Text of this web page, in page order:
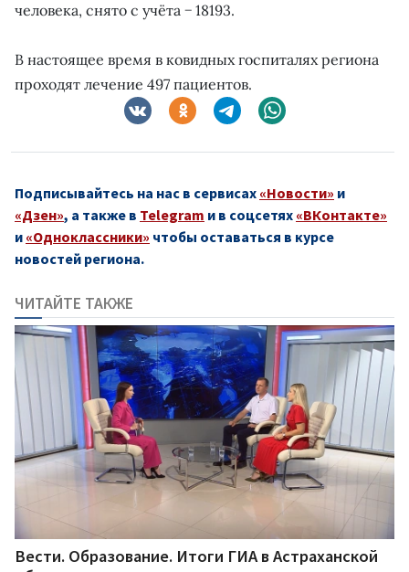
человека, снято с учёта − 18193.
В настоящее время в ковидных госпиталях региона
проходят лечение 497 пациентов.
Подписывайтесь на нас в сервисах «Новости» и
«Дзен», а также в Telegram и в соцсетях «ВКонтакте»
и «Одноклассники» чтобы оставаться в курсе
новостей региона.
ЧИТАЙТЕ ТАКЖЕ
Вести. Образование. Итоги ГИА в Астраханской